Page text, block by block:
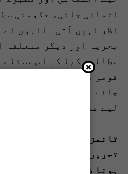
اٹھائی جاتی، حکومتی
نظر نہیں آتی۔ انہوں نے
بحریہ اور دیگر متعلقہ
مطالبہ کیا کہ اس مسئلے
قومی معاملہ سمجھتے
جائے اور گرفتار ماہی
لیے عملی اقدامات کیے
ٹائمز آف کراچی کی
تحریر کے مندرجات سے
ہونا ضروری نہیں ہے۔